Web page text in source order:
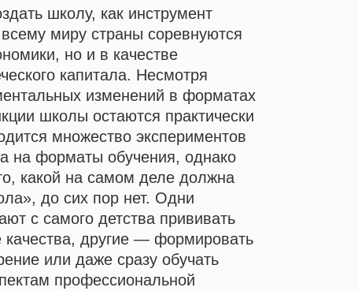
школу, как инструмент
миру страны соревнуются
но и в качестве
капитала. Несмотря
изменений в форматах
школы остаются практически
множество экспериментов
на форматы обучения, однако
какой на самом деле должна
до сих пор нет. Одни
с самого детства прививать
качества, другие — формировать
или даже сразу обучать
профессиональной